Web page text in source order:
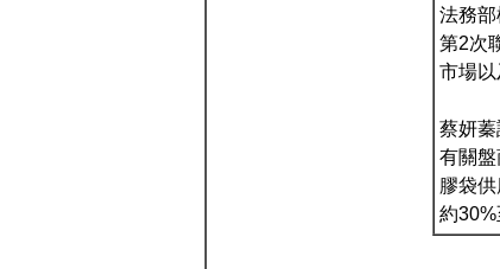
法務
第2次
市場以
蔡妍
有關
膠袋
約30%